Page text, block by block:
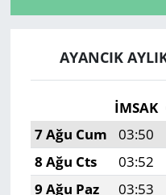
AYANCIK
İMSAK
7 Ağu Cum
03:50
8 Ağu Cts
03:52
9 Ağu Paz
03:53